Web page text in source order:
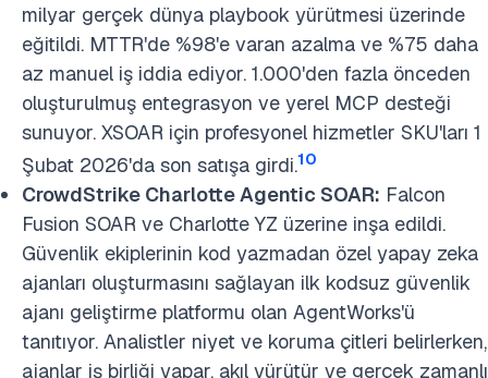
milyar gerçek dünya playbook yürütmesi üzerinde
eğitildi. MTTR'de %98'e varan azalma ve %75 daha
az manuel iş iddia ediyor. 1.000'den fazla önceden
oluşturulmuş entegrasyon ve yerel MCP desteği
sunuyor. XSOAR için profesyonel hizmetler SKU'ları 1
Şubat 2026'da son satışa girdi.10
CrowdStrike Charlotte Agentic SOAR: Falcon
Fusion SOAR ve Charlotte YZ üzerine inşa edildi.
Güvenlik ekiplerinin kod yazmadan özel yapay zeka
ajanları oluşturmasını sağlayan ilk kodsuz güvenlik
ajanı geliştirme platformu olan AgentWorks'ü
tanıtıyor. Analistler niyet ve koruma çitleri belirlerken,
ajanlar iş birliği yapar, akıl yürütür ve gerçek zamanlı